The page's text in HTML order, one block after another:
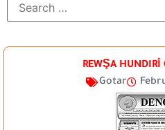
REWŞA HUNDIRÎ
Gotar